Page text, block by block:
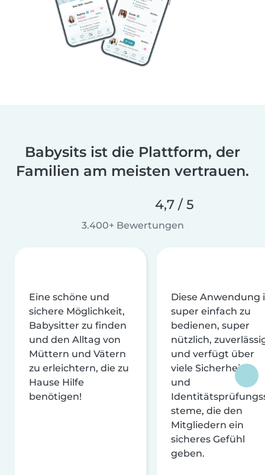
Babysits ist die Plattform, der
Familien am meisten vertrauen.
4,7 / 5
3.400+ Bewertungen
Eine schöne und
sichere Möglichkeit,
Babysitter zu finden
und den Alltag von
Müttern und Vätern
zu erleichtern, die zu
Hause Hilfe
benötigen!
Diese Anwendung
super einfach zu
bedienen, super
nützlich,
und verfügt über
viele Sicherheits-
und
steme, die den
Mitgliedern ein
sicheres Gefühl
geben.